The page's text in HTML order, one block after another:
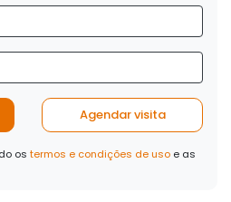
Agendar visita
os termos e condições de uso e as